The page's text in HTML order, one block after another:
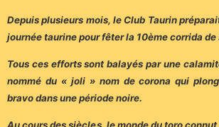
Depuis plusieurs mois, le Club Taurin
journée taurine pour fêter la 10ème corrida
Tous ces efforts sont balayés par une
nommé du « joli » nom de corona qui
bravo dans une période noire.